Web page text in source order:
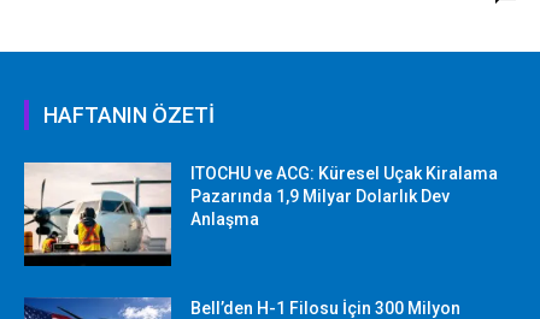
HAFTANIN ÖZETİ
ITOCHU ve ACG: Küresel Uçak Kiralama
Pazarında 1,9 Milyar Dolarlık Dev
Anlaşma
Bell’den H-1 Filosu İçin 300 Milyon